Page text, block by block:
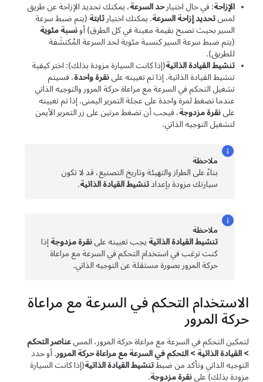
الإزاحة: في حال اختيارحد السرعة، يمكنك تحديد الإزاحة عن طريق
لمستحديد إزاحة السرعة. يمكنك اختيارثابتة(يتم ضبط سرعة
السير بحيث تصبح بقيمة معينة في كل الطرق) أونسبة مئوية
(يتم ضبط سرعة السير كنسبة مئوية لحد السرعة المُكتشَفة
للطريق).
تنشيط القيادة الذاتية(إذا كانت السيارة مزودة بذلك): اختر كيفية
تنشيطالقيادة الذاتية. إذا تم تعيينه على نقرة واحدة، فسيتم
تشغيلالتحكم في السرعة مع مراعاة حركة المروروالتوجيه الذاتي
عندما تضغط لمرة واحدة على عجلة التمرير اليمنى. إذا تم تعيينه
نقرة مزدوجة، فيجب أن تضغط مرتين على زر التمرير الأيمن
لتشغيلالتوجيه الذاتي.
ملاحظة
بناءً على الطراز والتهيئة وتاريخ التصنيع، قد لا تكون
سيارتك مزودة بإعدادتنشيط القيادة الذاتية.
ملاحظة
تنشيط القيادة الذاتيةيجب تعيينه علىنقرة مزدوجةإذا
كنت ترغب في استخدامالتحكم في السرعة مع مراعاة
حركة المروربصورة مستقلة عن التوجيه الذاتي.
الاستخدامالتحكم في السرعة مع مراعاة
حركة المرور
لتمكينالتحكم في السرعة مع مراعاة حركة المرور، المسعناصر التحكم
القيادة الذاتية>التحكم في السرعة مع مراعاة حركة المرور.أو حدد
التوجيه الذاتيوتأكد من ضبطتنشيط القيادة الذاتية(إذا كانت السيارة
مزودة بذلك)على نقرة مزدوجة.